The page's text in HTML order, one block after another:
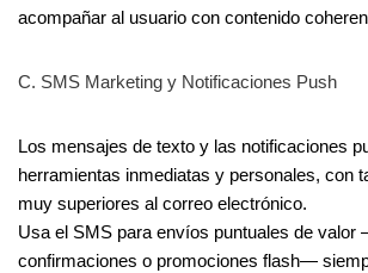
acompañar al usuario con contenido
C. SMS Marketing y Notificaciones Push
Los mensajes de texto y las notificaciones
herramientas inmediatas y personales, con
muy superiores al correo electrónico.
Usa el SMS para envíos puntuales de valor
confirmaciones o promociones flash—